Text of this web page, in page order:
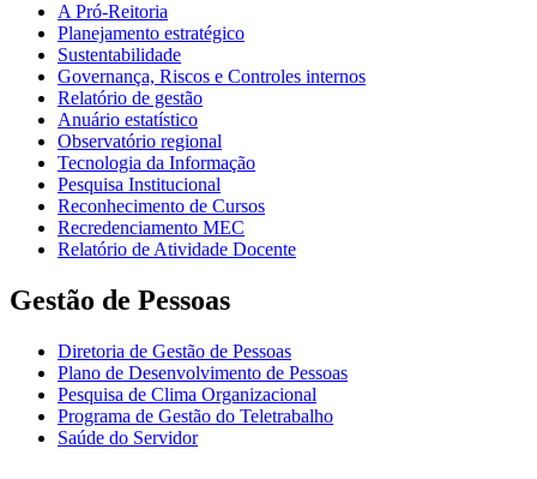
A Pró-Reitoria
Planejamento estratégico
Sustentabilidade
Governança, Riscos e Controles internos
Relatório de gestão
Anuário estatístico
Observatório regional
Tecnologia da Informação
Pesquisa Institucional
Reconhecimento de Cursos
Recredenciamento MEC
Relatório de Atividade Docente
Gestão de Pessoas
Diretoria de Gestão de Pessoas
Plano de Desenvolvimento de Pessoas
Pesquisa de Clima Organizacional
Programa de Gestão do Teletrabalho
Saúde do Servidor